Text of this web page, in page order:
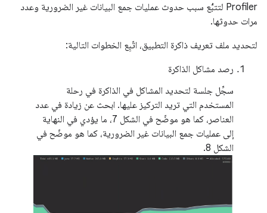
Profiler لتتبُّع سبب حدوث عمليات جمع البيانات غير الضرورية وعدد
مرات حدوثها.
لتحديد ملف تعريف ذاكرة التطبيق، اتّبِع الخطوات التالية:
رصد مشاكل الذاكرة
سجِّل جلسة لتحديد المشاكل في الذاكرة في رحلة
المستخدم التي تريد التركيز عليها. ابحث عن زيادة في عدد
العناصر، كما هو موضّح في الشكل 7، ما يؤدي في النهاية
إلى عمليات جمع البيانات غير الضرورية، كما هو موضّح في
الشكل 8.